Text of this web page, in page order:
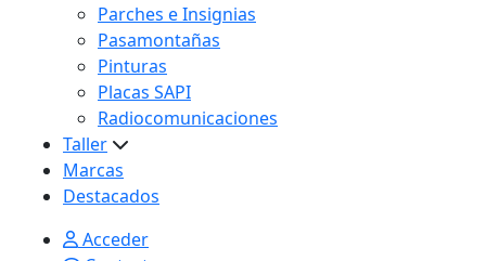
Parches e Insignias
Pasamontañas
Pinturas
Placas SAPI
Radiocomunicaciones
Taller
Marcas
Destacados
Acceder